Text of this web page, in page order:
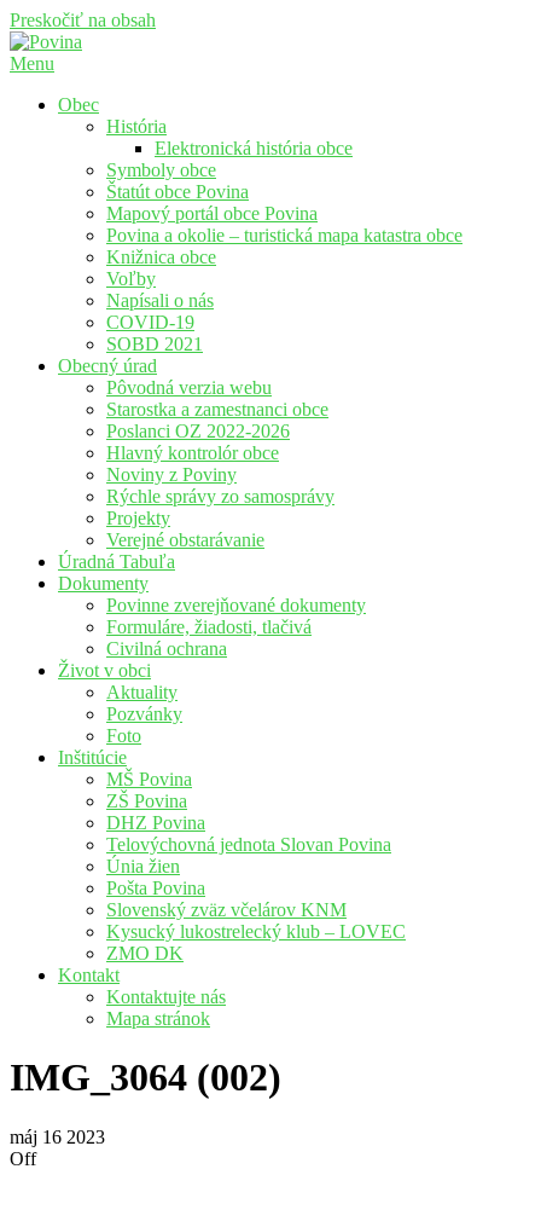
Preskočiť na obsah
Menu
Obec
História
Elektronická história obce
Symboly obce
Štatút obce Povina
Mapový portál obce Povina
Povina a okolie – turistická mapa katastra obce
Knižnica obce
Voľby
Napísali o nás
COVID-19
SOBD 2021
Obecný úrad
Pôvodná verzia webu
Starostka a zamestnanci obce
Poslanci OZ 2022-2026
Hlavný kontrolór obce
Noviny z Poviny
Rýchle správy zo samosprávy
Projekty
Verejné obstarávanie
Úradná Tabuľa
Dokumenty
Povinne zverejňované dokumenty
Formuláre, žiadosti, tlačivá
Civilná ochrana
Život v obci
Aktuality
Pozvánky
Foto
Inštitúcie
MŠ Povina
ZŠ Povina
DHZ Povina
Telovýchovná jednota Slovan Povina
Únia žien
Pošta Povina
Slovenský zväz včelárov KNM
Kysucký lukostrelecký klub – LOVEC
ZMO DK
Kontakt
Kontaktujte nás
Mapa stránok
IMG_3064 (002)
máj 16 2023
Off